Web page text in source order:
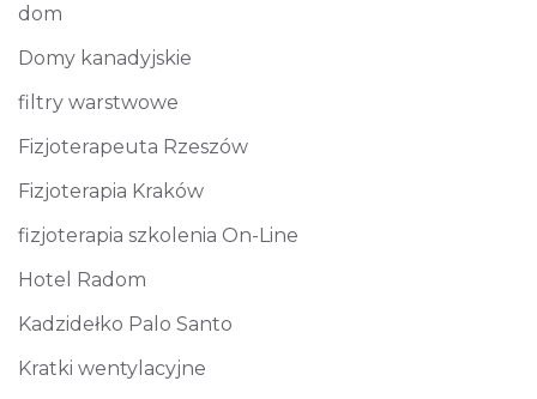
dom
Domy kanadyjskie
filtry warstwowe
Fizjoterapeuta Rzeszów
Fizjoterapia Kraków
fizjoterapia szkolenia On-Line
Hotel Radom
Kadzidełko Palo Santo
Kratki wentylacyjne